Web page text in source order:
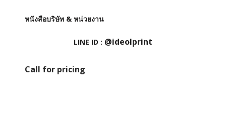
หนังสือบริษัท & หน่วยงาน
LINE ID : @ideolprint
Call for pricing